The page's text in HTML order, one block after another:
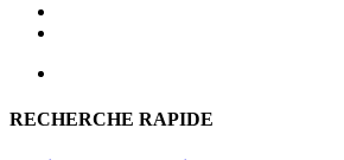
RECHERCHE RAPIDE